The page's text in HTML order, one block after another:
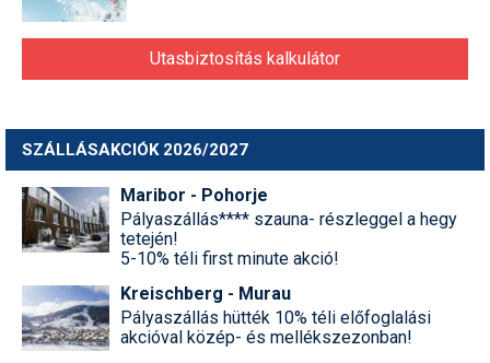
Termékajánló
Történelem
Túrasí
Utasbiztosítás
Utazási tippek
Védőfelszerelés
Wellness
Utasbiztosítás kalkulátor
SZÁLLÁSAKCIÓK 2026/2027
Maribor - Pohorje
Pályaszállás**** szauna- részleggel a hegy
tetején!
5-10% téli first minute akció!
Kreischberg - Murau
Pályaszállás hütték 10% téli előfoglalási
akcióval közép- és mellékszezonban!